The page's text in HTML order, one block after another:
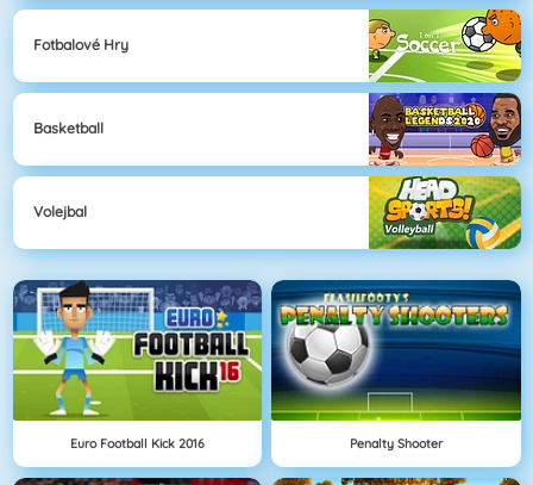
Fotbalové Hry
Basketball
Volejbal
Euro Football Kick 2016 Penalty Shooter